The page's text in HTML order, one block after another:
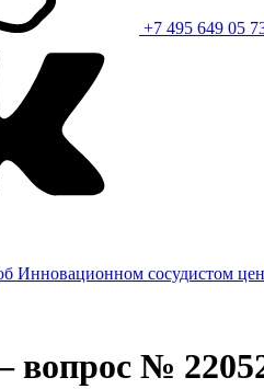
+7 495 649 05
Инновационном сосудистом
№